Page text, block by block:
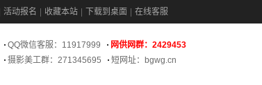
活动报名 收藏本站 下载到桌面 在线客服
QQ微信客服：11917999
网供网群：2429453
摄影美工群：271345695
短网址：bgwg.cn